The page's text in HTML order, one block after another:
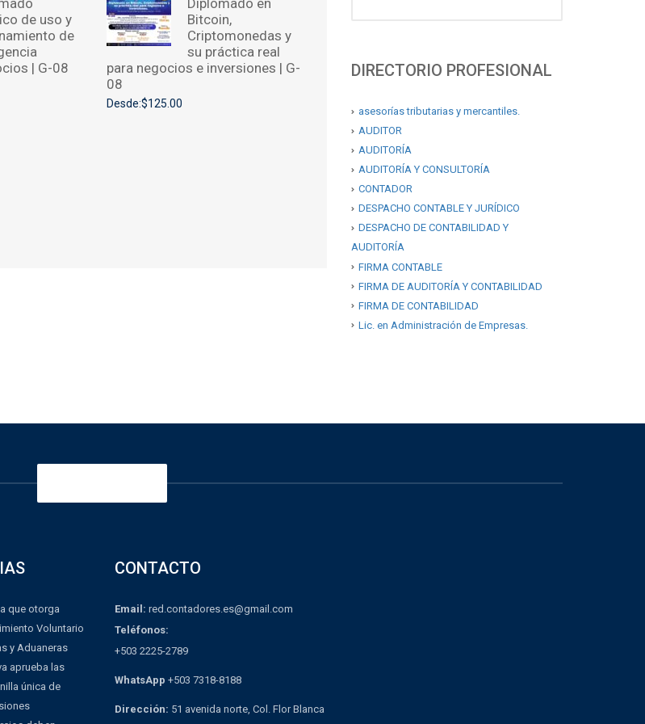
de uso y
de
| G-08
Diplomado en
Bitcoin,
Criptomonedas y
su práctica real
para negocios e inversiones | G-
08
Desde:$125.00
DIRECTORIO PROFESIONAL
asesorías tributarias y mercantiles.
AUDITOR
AUDITORÍA
AUDITORÍA Y CONSULTORÍA
CONTADOR
DESPACHO CONTABLE Y JURÍDICO
DESPACHO DE CONTABILIDAD Y
AUDITORÍA
FIRMA CONTABLE
FIRMA DE AUDITORÍA Y CONTABILIDAD
FIRMA DE CONTABILIDAD
Lic. en Administración de Empresas.
que otorga
Voluntario
y Aduaneras
aprueba las
única de
CONTACTO
Email: red.contadores.es@gmail.com
Teléfonos:
+503 2225-2789
WhatsApp +503 7318-8188
Dirección: 51 avenida norte, Col. Flor Blanca